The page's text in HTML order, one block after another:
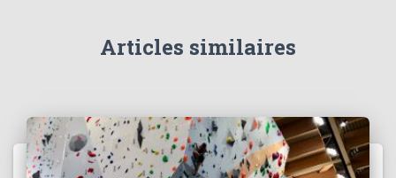
Articles similaires